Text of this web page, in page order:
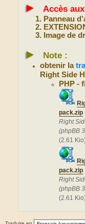
► Accès
Panneau
Image de
► Note :
obtenir la
Right Side
PHP -
pack.zip
Right
(phpBB
(2.61
pack.zip
Right
(phpBB
(2.61